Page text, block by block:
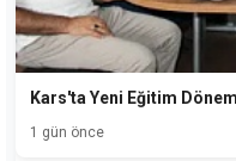
Kars'ta Yeni Eğitim
1 gün önce